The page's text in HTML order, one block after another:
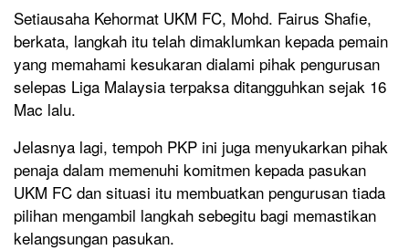
Setiausaha Kehormat UKM FC, Mohd. Fairus Shafie,
berkata, langkah itu telah dimaklumkan kepada pemain
yang memahami kesukaran dialami pihak pengurusan
selepas Liga Malaysia terpaksa ditangguhkan sejak 16
Mac lalu.
Jelasnya lagi, tempoh PKP ini juga menyukarkan pihak
penaja dalam memenuhi komitmen kepada pasukan
UKM FC dan situasi itu membuatkan pengurusan tiada
pilihan mengambil langkah sebegitu bagi memastikan
kelangsungan pasukan.